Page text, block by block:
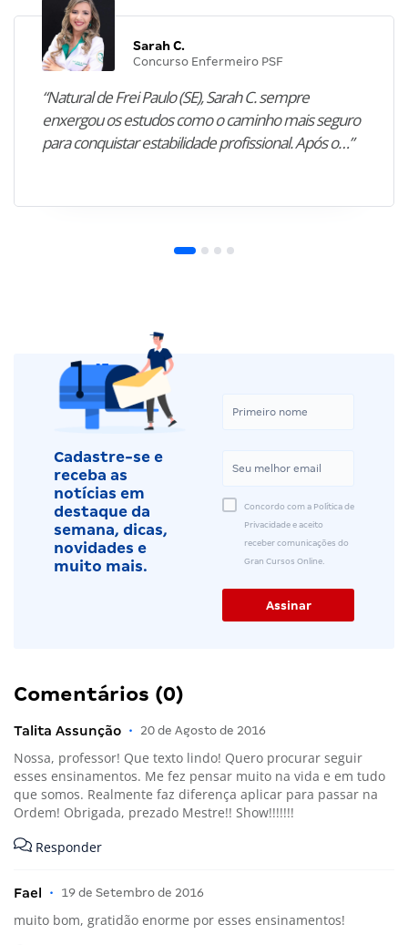
Sarah C.
Concurso Enfermeiro PSF
“Natural de Frei Paulo (SE), Sarah C. sempre
enxergou os estudos como o caminho mais seguro
para conquistar estabilidade profissional. Após o…”
Cadastre-se e
receba as
notícias em
destaque da
semana, dicas,
novidades e
muito mais.
Concordo com a Política de
Privacidade e aceito
receber comunicações do
Gran Cursos Online.
Comentários (0)
Talita Assunção • 20 de Agosto de 2016
Nossa, professor! Que texto lindo! Quero procurar seguir
esses ensinamentos. Me fez pensar muito na vida e em tudo
que somos. Realmente faz diferença aplicar para passar na
Ordem! Obrigada, prezado Mestre!! Show!!!!!!!
Responder
Fael • 19 de Setembro de 2016
muito bom, gratidão enorme por esses ensinamentos!